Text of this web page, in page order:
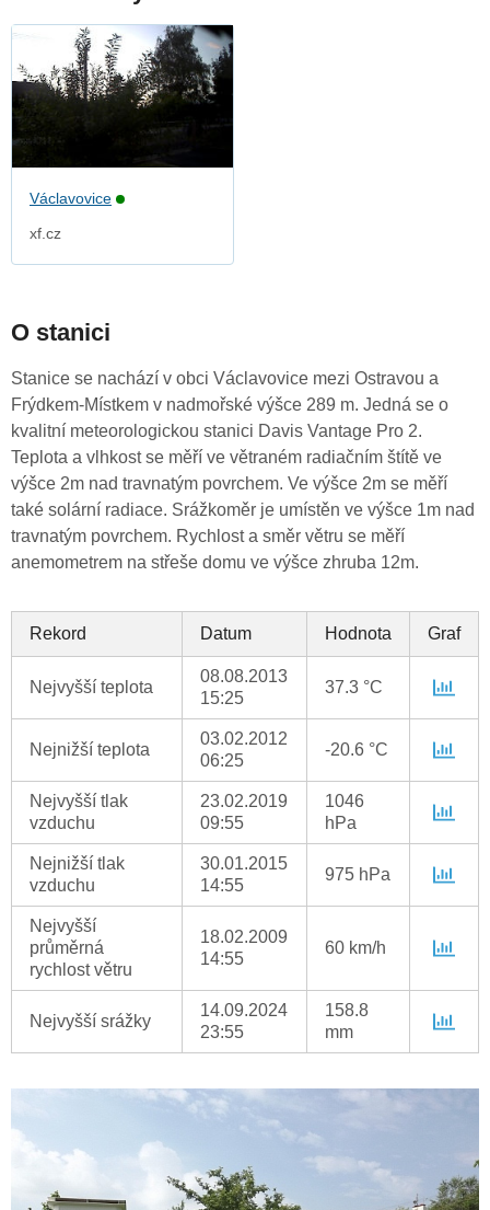
Václavovice
xf.cz
O stanici
Stanice se nachází v obci Václavovice mezi Ostravou a
Frýdkem-Místkem v nadmořské výšce 289 m. Jedná se o
kvalitní meteorologickou stanici Davis Vantage Pro 2.
Teplota a vlhkost se měří ve větraném radiačním štítě ve
výšce 2m nad travnatým povrchem. Ve výšce 2m se měří
také solární radiace. Srážkoměr je umístěn ve výšce 1m nad
travnatým povrchem. Rychlost a směr větru se měří
anemometrem na střeše domu ve výšce zhruba 12m.
Rekord Datum Hodnota Graf
Nejvyšší teplota
08.08.2013
15:25
37.3 °C
Nejnižší teplota
03.02.2012
06:25
-20.6 °C
Nejvyšší tlak
vzduchu
23.02.2019
09:55
1046
hPa
Nejnižší tlak
vzduchu
30.01.2015
14:55
975 hPa
Nejvyšší
průměrná
rychlost větru
18.02.2009
14:55
60 km/h
Nejvyšší srážky
14.09.2024
23:55
158.8
mm